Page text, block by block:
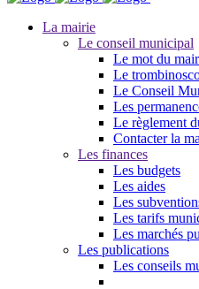
La mairie
Le conseil municipal
Le mot du
Le
Le Conseil
Les
Le règlement
Contacter la
Les finances
Les budgets
Les aides
Les
Les tarifs
Les marchés
Les publications
Les conseils